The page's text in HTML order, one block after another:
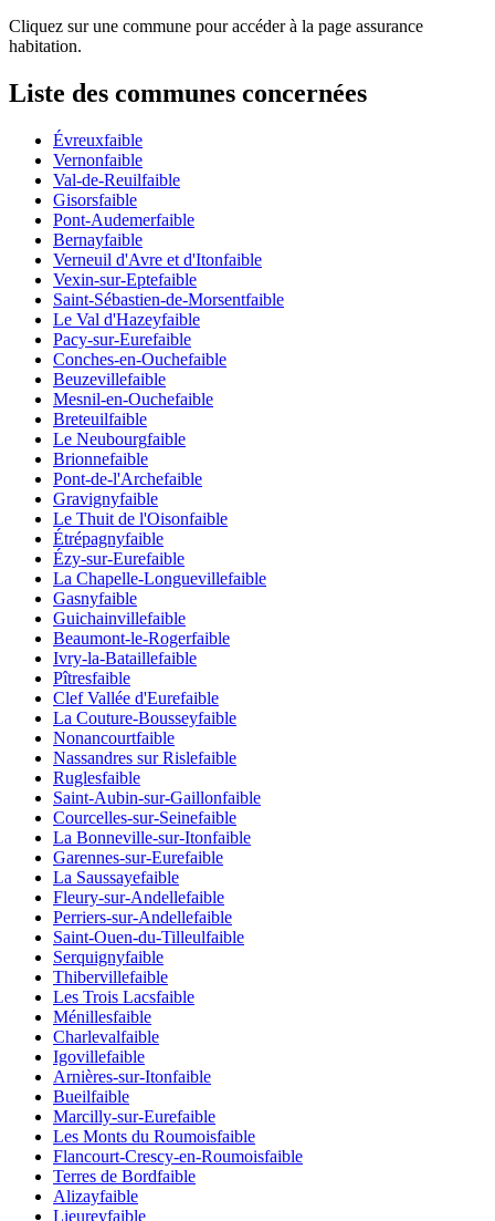
Cliquez sur une commune pour accéder à la page assurance
habitation.
Liste des communes concernées
Évreuxfaible
Vernonfaible
Val-de-Reuilfaible
Gisorsfaible
Pont-Audemerfaible
Bernayfaible
Verneuil d'Avre et d'Itonfaible
Vexin-sur-Eptefaible
Saint-Sébastien-de-Morsentfaible
Le Val d'Hazeyfaible
Pacy-sur-Eurefaible
Conches-en-Ouchefaible
Beuzevillefaible
Mesnil-en-Ouchefaible
Breteuilfaible
Le Neubourgfaible
Brionnefaible
Pont-de-l'Archefaible
Gravignyfaible
Le Thuit de l'Oisonfaible
Étrépagnyfaible
Ézy-sur-Eurefaible
La Chapelle-Longuevillefaible
Gasnyfaible
Guichainvillefaible
Beaumont-le-Rogerfaible
Ivry-la-Bataillefaible
Pîtresfaible
Clef Vallée d'Eurefaible
La Couture-Bousseyfaible
Nonancourtfaible
Nassandres sur Rislefaible
Ruglesfaible
Saint-Aubin-sur-Gaillonfaible
Courcelles-sur-Seinefaible
La Bonneville-sur-Itonfaible
Garennes-sur-Eurefaible
La Saussayefaible
Fleury-sur-Andellefaible
Perriers-sur-Andellefaible
Saint-Ouen-du-Tilleulfaible
Serquignyfaible
Thibervillefaible
Les Trois Lacsfaible
Ménillesfaible
Charlevalfaible
Igovillefaible
Arnières-sur-Itonfaible
Bueilfaible
Marcilly-sur-Eurefaible
Les Monts du Roumoisfaible
Flancourt-Crescy-en-Roumoisfaible
Terres de Bordfaible
Alizayfaible
Lieureyfaible